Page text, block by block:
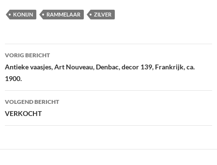
KONIJN RAMMELAAR ZILVER
Berichtnavigatie
VORIG BERICHT
Antieke vaasjes, Art Nouveau, Denbac, decor 139, Frankrijk, ca.
1900.
VOLGEND BERICHT
VERKOCHT